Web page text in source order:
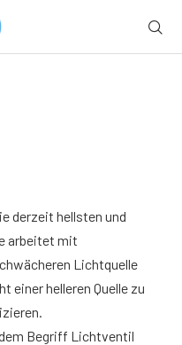
derzeit hellsten und
arbeitet mit
Lichtquelle
einer helleren Quelle zu
Begriff Lichtventil